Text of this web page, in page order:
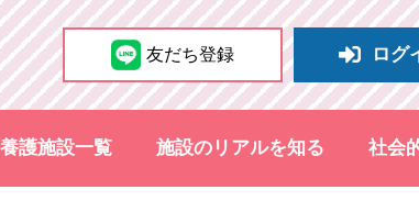
友だち登録 ログ
護施設一覧 施設のリアルを知る 社会